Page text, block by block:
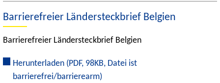
Barrierefreier Ländersteckbrief Belgien
Barrierefreier Ländersteckbrief Belgien
Herunterladen (PDF, 98KB, Datei ist
barrierefrei/barrierearm)